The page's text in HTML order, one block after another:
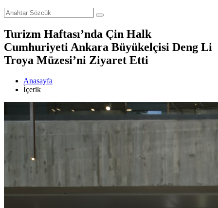
Turizm Haftası’nda Çin Halk
Cumhuriyeti Ankara Büyükelçisi Deng Li
Troya Müzesi’ni Ziyaret Etti
Anasayfa
İçerik